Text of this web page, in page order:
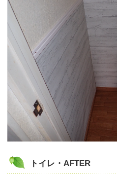
トイレ・AFTER